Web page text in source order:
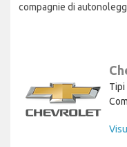
compagnie di
Tipi